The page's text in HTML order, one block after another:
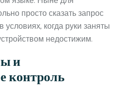
просто сказать запрос
условиях, когда руки заняты
недостижим.
и
контроль